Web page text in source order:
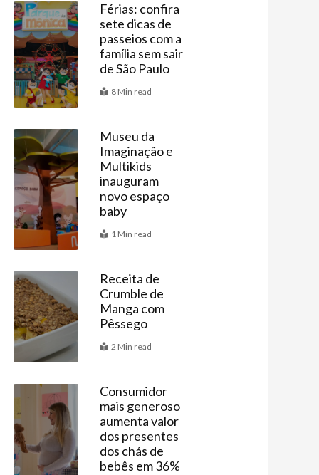
Agenda
Férias: confira
sete dicas de
passeios com a
família sem sair
de São Paulo
8 Min read
Últimas
Museu da
Imaginação e
Multikids
inauguram
novo espaço
baby
1 Min read
Receitas
Receita de
Crumble de
Manga com
Pêssego
2 Min read
Últimas
Consumidor
mais generoso
aumenta valor
dos presentes
dos chás de
bebês em 36%